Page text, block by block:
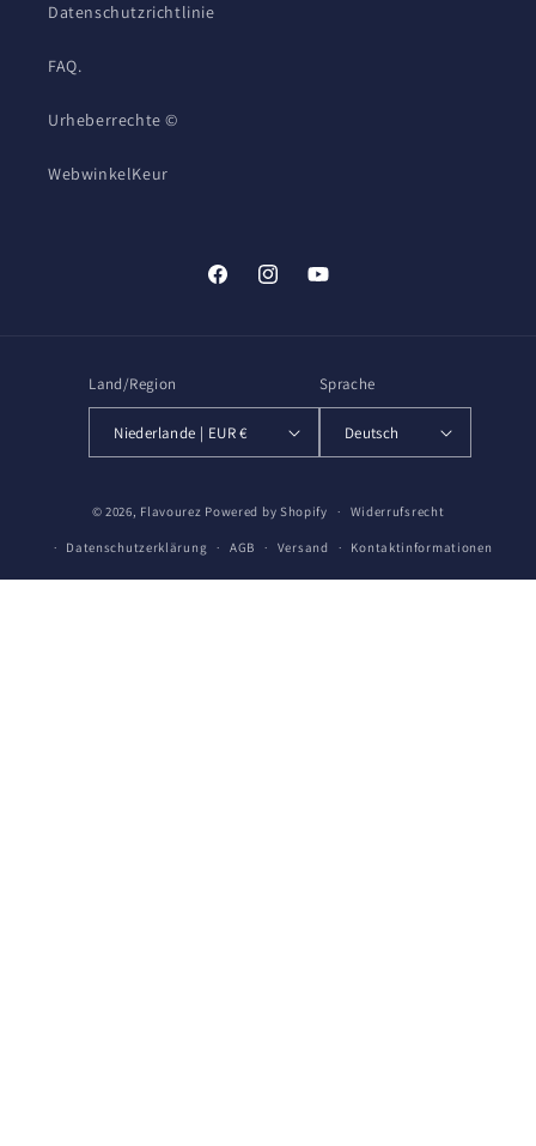
Datenschutzrichtlinie
FAQ.
Urheberrechte ©
WebwinkelKeur
FacebookInstagramYouTube
Land/Region
Niederlande | EUR €
Sprache
Deutsch
© 2026, Flavourez Powered by Shopify Widerrufsrecht
Datenschutzerklärung AGB Versand Kontaktinformationen